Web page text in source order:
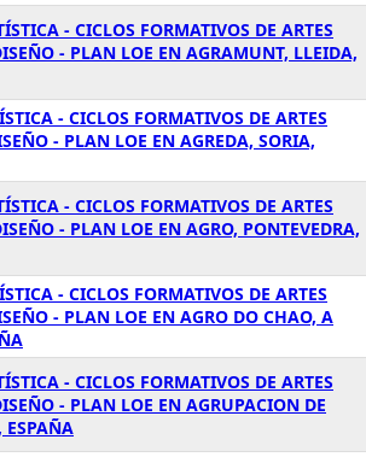
- CICLOS FORMATIVOS DE ARTES
- PLAN LOE EN AGRAMUNT, LLEIDA,
- CICLOS FORMATIVOS DE ARTES
- PLAN LOE EN AGREDA, SORIA,
- CICLOS FORMATIVOS DE ARTES
- PLAN LOE EN AGRO, PONTEVEDRA,
- CICLOS FORMATIVOS DE ARTES
- PLAN LOE EN AGRO DO CHAO, A
- CICLOS FORMATIVOS DE ARTES
- PLAN LOE EN AGRUPACION DE
ESPAÑA